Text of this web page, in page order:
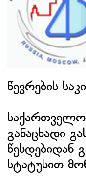
წევრების
განაცხადი
წესდებიდან
სტატუსით